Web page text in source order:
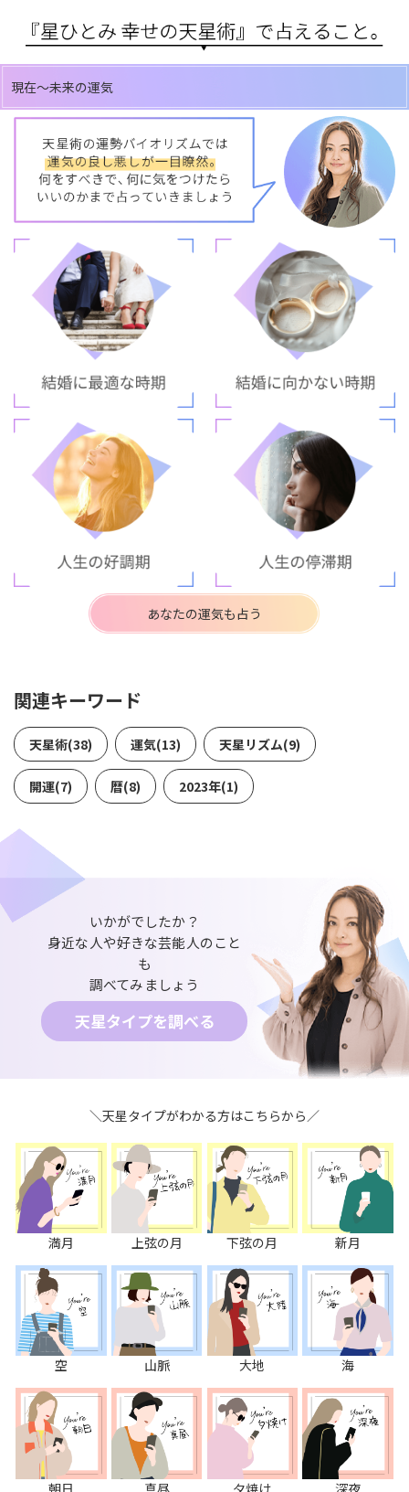
現在～未来の運気
あなたの運気も占う
関連キーワード
天星術(38) 運気(13) 天星リズム(9)
開運(7) 暦(8) 2023年(1)
いかがでしたか？
身近な人や好きな芸能人のこと
も
調べてみましょう
天星タイプを調べる
＼天星タイプがわかる方はこちらから／
満月 上弦の月 下弦の月 新月
空 山脈 大地 海
朝日 真昼 夕焼け 深夜